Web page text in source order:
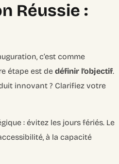
Réussie :
c’est comme
étape est de définir l’objectif.
innovant ? Clarifiez votre
: évitez les jours fériés. Le
à la capacité